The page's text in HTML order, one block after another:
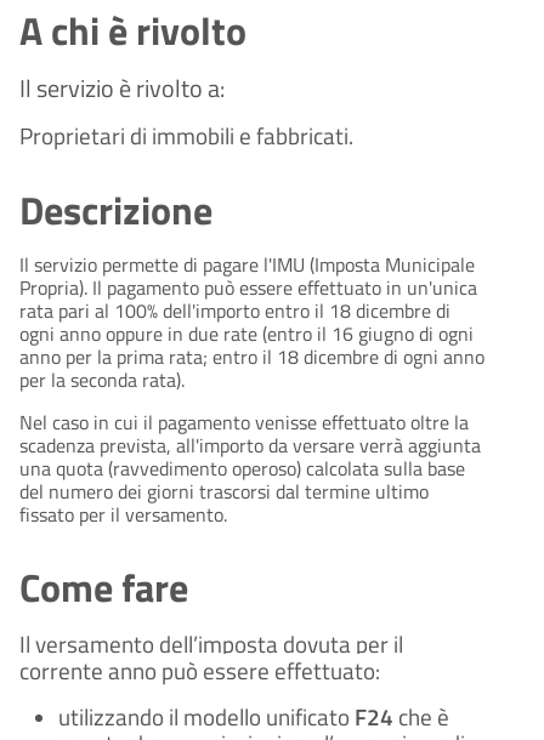
A chi è rivolto
Il servizio è rivolto a:
Proprietari di immobili e fabbricati.
Descrizione
Il servizio permette di pagare l'IMU (Imposta Municipale
Propria). Il pagamento può essere effettuato in un'unica
rata pari al 100% dell'importo entro il 18 dicembre di
ogni anno oppure in due rate (entro il 16 giugno di ogni
anno per la prima rata; entro il 18 dicembre di ogni anno
per la seconda rata).
Nel caso in cui il pagamento venisse effettuato oltre la
scadenza prevista, all'importo da versare verrà aggiunta
una quota (ravvedimento operoso) calcolata sulla base
del numero dei giorni trascorsi dal termine ultimo
fissato per il versamento.
Come fare
Il versamento dell’imposta dovuta per il
corrente anno può essere effettuato:
utilizzando il modello unificato F24 che è